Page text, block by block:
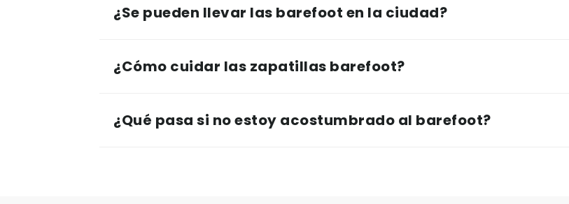
¿Se pueden llevar las barefoot en la ciudad?
¿Cómo cuidar las zapatillas barefoot?
¿Qué pasa si no estoy acostumbrado al barefoot?